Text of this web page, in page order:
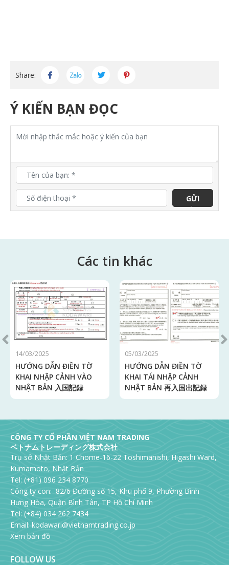
Share:
Ý KIẾN BẠN ĐỌC
GỬI
ĐÁNH
Các tin khác
14/03/2025
HƯỚNG DẪN ĐIỀN TỜ
KHAI NHẬP CẢNH VÀO
NHẬT BẢN 入国記録
05/03/2025
HƯỚNG DẪN ĐIỀN TỜ
KHAI TÁI NHẬP CẢNH
NHẬT BẢN 再入国出記録
CÔNG TY CỔ PHẦN VIỆT NAM TRADING
ベトナムトレーディング株式会社
Trụ sở Nhật Bản: 1 Chome-16-22 Toshimanishi, Higashi Ward,
Kumamoto, Nhật Bản
Tel: (+81) 096 234 8770
Công ty con: 82/6 Đường số 15, Khu phố 9, Phường Bình
Hưng Hòa, Quận Bình Tân, TP Hồ Chí Minh
Tel: (+84) 034 262 7434
Email:kodawari@vietnamtrading.co.jp
Xem bản đồ
FOLLOW US